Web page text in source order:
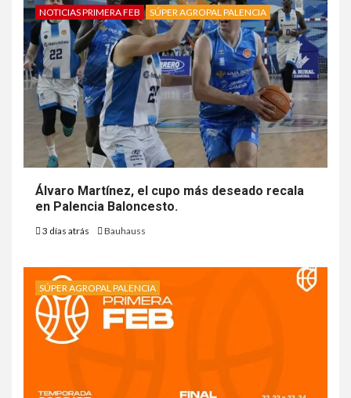
NOTICIAS PRIMERA FEB SÚPER AGROPAL PALENCIA
Álvaro Martínez, el cupo más deseado recala
en Palencia Baloncesto.
3 días atrás Bauhauss
SÚPER AGROPAL PALENCIA